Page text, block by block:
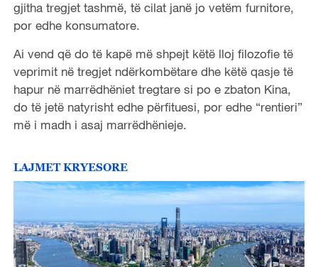
gjitha tregjet tashmë, të cilat janë jo vetëm furnitore,
por edhe konsumatore.
Ai vend që do të kapë më shpejt këtë lloj filozofie të
veprimit në tregjet ndërkombëtare dhe këtë qasje të
hapur në marrëdhëniet tregtare si po e zbaton Kina,
do të jetë natyrisht edhe përfituesi, por edhe “rentieri”
më i madh i asaj marrëdhënieje.
LAJMET KRYESORE